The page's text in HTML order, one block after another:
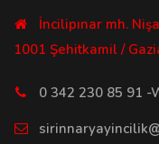
İncilipınar mh.
1001 Şehitkamil /
0 342 230 85 91 -